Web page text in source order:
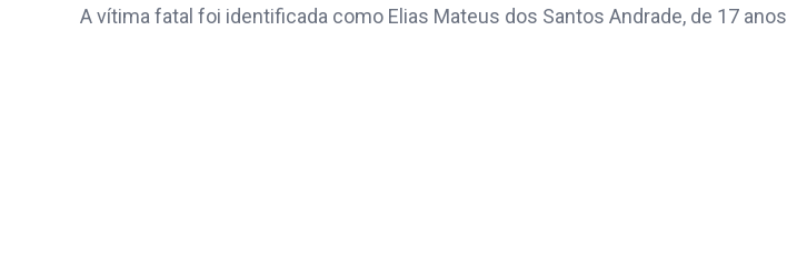
A vítima fatal foi identificada como Elias Mateus dos Santos Andrade, de 17 anos